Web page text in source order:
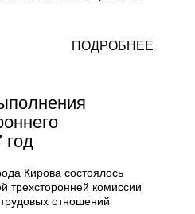
ПОДРОБНЕЕ
год
Кирова состоялось
трехсторонней комиссии
отношений